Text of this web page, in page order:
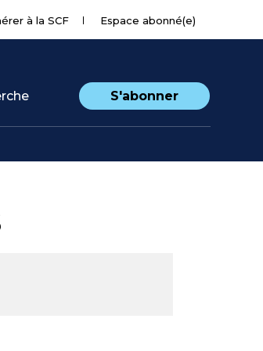
à la SCF Espace abonné(e)
S'abonner